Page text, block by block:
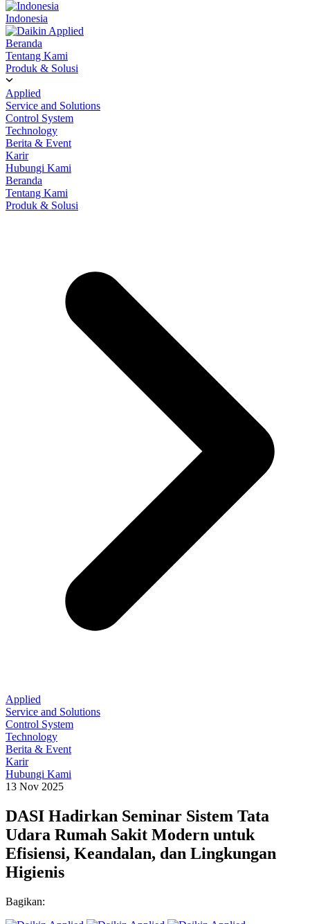
Indonesia
Beranda
Tentang Kami
Produk & Solusi
Applied
Service and Solutions
Control System
Technology
Berita & Event
Karir
Hubungi Kami
Beranda
Tentang Kami
Produk & Solusi
Applied
Service and Solutions
Control System
Technology
Berita & Event
Karir
Hubungi Kami
13 Nov 2025
DASI Hadirkan Seminar Sistem Tata
Udara Rumah Sakit Modern untuk
Efisiensi, Keandalan, dan Lingkungan
Higienis
Bagikan: